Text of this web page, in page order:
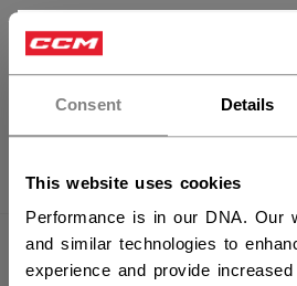
Consent Details
This website uses cookies
Performance is in our DNA. Our
and similar technologies to
experience and provide
Vous souhaitez
produits aux
PHOTOS DU PRODUIT
CARACTÉRISTIQUES